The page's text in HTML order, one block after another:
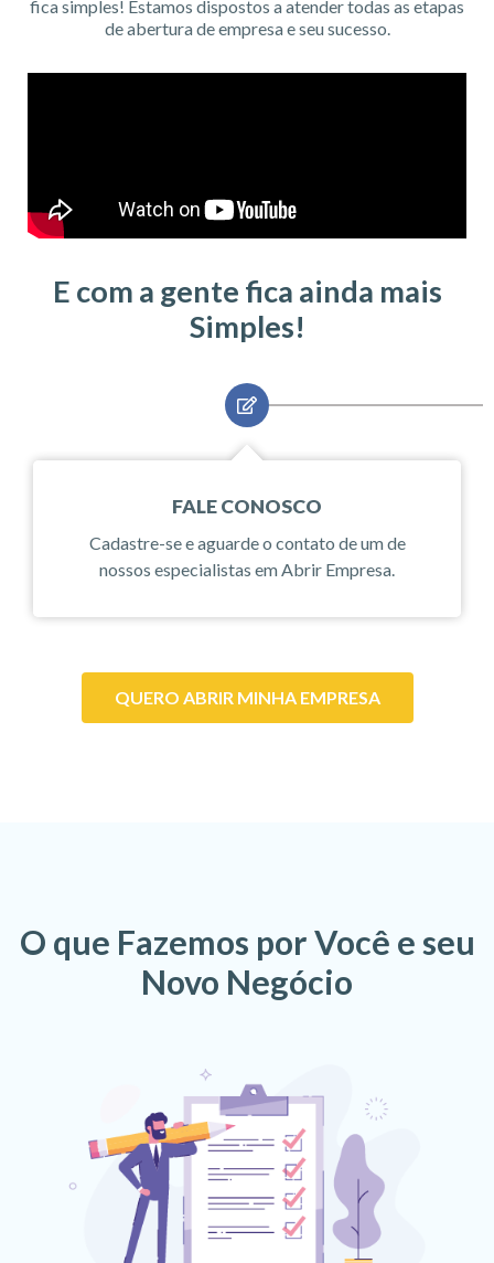
fica simples! Estamos dispostos a atender todas as etapas
de abertura de empresa e seu sucesso.
E com a gente fica ainda mais
Simples!
FALE CONOSCO
Cadastre-se e aguarde o contato de um de
nossos especialistas em Abrir Empresa.
QUERO ABRIR MINHA EMPRESA
O que Fazemos por Você e seu
Novo Negócio